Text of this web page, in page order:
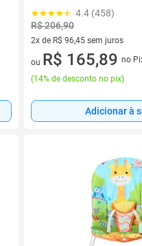
4.4 (458)
R$ 206,90
2x de R$ 96,45 sem juros
2 vez de R$ 96,45 sem juros
ou R$ 165,89 no
(14% de desconto no pix)
Adicionar à